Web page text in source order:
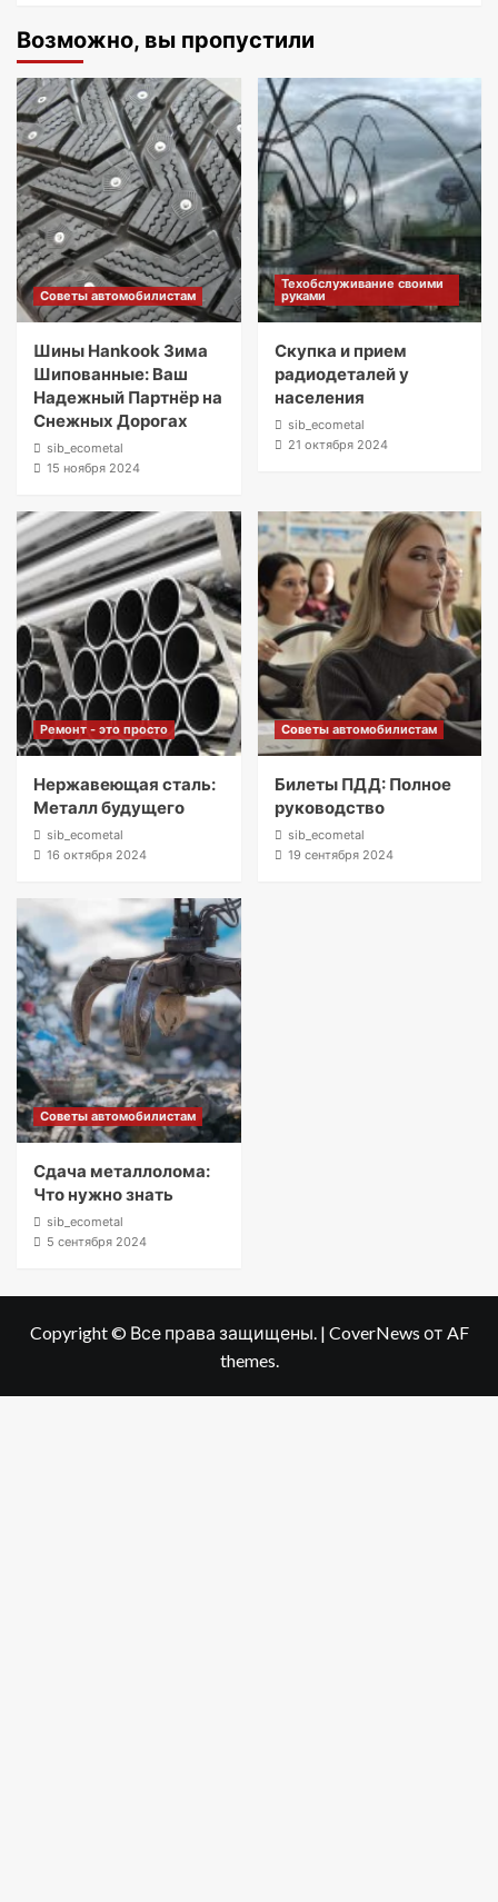
Возможно, вы пропустили
Советы автомобилистам
Шины Hankook Зима
Шипованные: Ваш
Надежный Партнёр на
Снежных Дорогах
sib_ecometal
15 ноября 2024
Техобслуживание своими
руками
Скупка и прием
радиодеталей у
населения
sib_ecometal
21 октября 2024
Ремонт - это просто
Нержавеющая сталь:
Металл будущего
sib_ecometal
16 октября 2024
Советы автомобилистам
Билеты ПДД: Полное
руководство
sib_ecometal
19 сентября 2024
Советы автомобилистам
Сдача металлолома:
Что нужно знать
sib_ecometal
5 сентября 2024
Copyright © Все права защищены. | CoverNews от AF
themes.